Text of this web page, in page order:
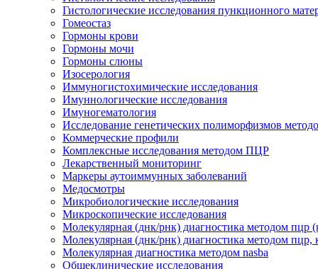
Гистологические исследования пункционного
Гомеостаз
Гормоны крови
Гормоны мочи
Гормоны слюны
Изосерология
Иммуногистохимические исследования
Имуннологические исследования
Имуногематология
Исследование генетических полиморфизмов
Коммерческие профили
Комплексные исследования методом ПЦР
Лекарственный мониторинг
Маркеры аутоиммунных заболеваний
Медосмотры
Микробиологические исследования
Микроскопические исследования
Молекулярная (днк/рнк) диагностика методом пцр
Молекулярная (днк/рнк) диагностика методом пцр,
Молекулярная диагностика методом nasba
Общеклинические исследования